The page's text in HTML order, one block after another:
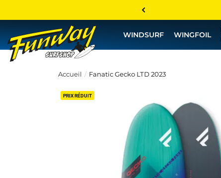
WINDSURF WINGFOIL
Accueil Fanatic Gecko LTD 2023
PRIX RÉDUIT